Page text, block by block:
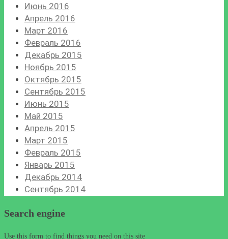
Июнь 2016
Апрель 2016
Март 2016
Февраль 2016
Декабрь 2015
Ноябрь 2015
Октябрь 2015
Сентябрь 2015
Июнь 2015
Май 2015
Апрель 2015
Март 2015
Февраль 2015
Январь 2015
Декабрь 2014
Сентябрь 2014
Search engine
Use this form to find things you need on this site